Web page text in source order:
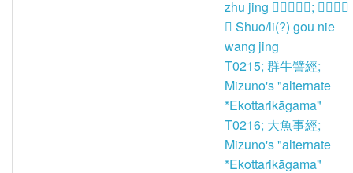
zhu jing 𤢴狗嚙主經; 𤢴狗齧王
經 Shuo/li(?) gou nie
wang jing
T0215; 群牛譬經;
Mizuno's "alternate
*Ekottarikāgama"
T0216; 大魚事經;
Mizuno's "alternate
*Ekottarikāgama"